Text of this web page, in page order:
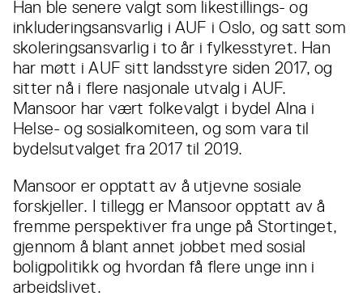
Han ble senere valgt som likestillings- og
inkluderingsansvarlig i AUF i Oslo, og satt som
skoleringsansvarlig i to år i fylkesstyret. Han
har møtt i AUF sitt landsstyre siden 2017, og
sitter nå i flere nasjonale utvalg i AUF.
Mansoor har vært folkevalgt i bydel Alna i
Helse- og sosialkomiteen, og som vara til
bydelsutvalget fra 2017 til 2019.
Mansoor er opptatt av å utjevne sosiale
forskjeller. I tillegg er Mansoor opptatt av å
fremme perspektiver fra unge på Stortinget,
gjennom å blant annet jobbet med sosial
boligpolitikk og hvordan få flere unge inn i
arbeidslivet.